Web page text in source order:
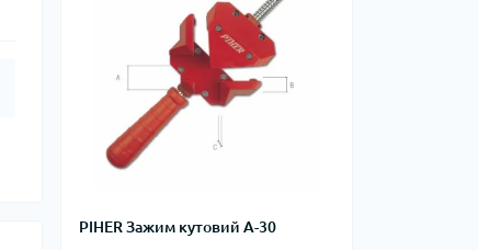
PIHER Зажим кутовий A-30